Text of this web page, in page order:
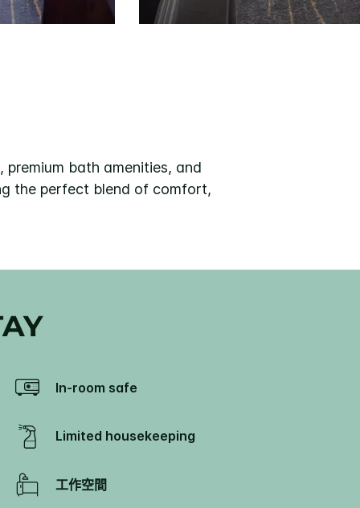
bath amenities, and
the perfect blend of comfort,
In-room safe
Limited housekeeping
工作空間